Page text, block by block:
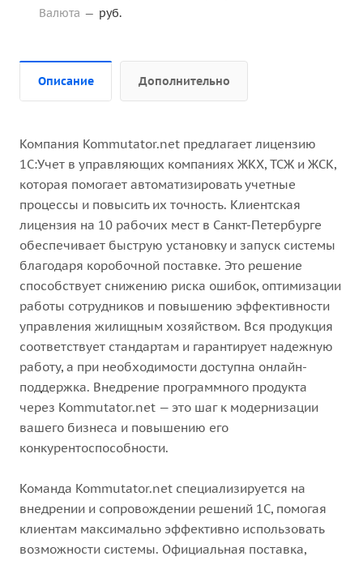
Валюта — руб.
Описание Дополнительно
Компания Kommutator.net предлагает лицензию
1С:Учет в управляющих компаниях ЖКХ, ТСЖ и ЖСК,
которая помогает автоматизировать учетные
процессы и повысить их точность. Клиентская
лицензия на 10 рабочих мест в Санкт-Петербурге
обеспечивает быструю установку и запуск системы
благодаря коробочной поставке. Это решение
способствует снижению риска ошибок, оптимизации
работы сотрудников и повышению эффективности
управления жилищным хозяйством. Вся продукция
соответствует стандартам и гарантирует надежную
работу, а при необходимости доступна онлайн-
поддержка. Внедрение программного продукта
через Kommutator.net — это шаг к модернизации
вашего бизнеса и повышению его
конкурентоспособности.
Команда Kommutator.net специализируется на
внедрении и сопровождении решений 1С, помогая
клиентам максимально эффективно использовать
возможности системы. Официальная поставка,